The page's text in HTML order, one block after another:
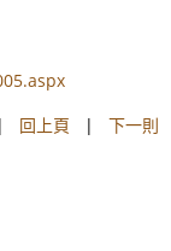
回上頁 | 下一則